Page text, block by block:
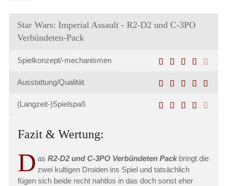
Star Wars: Imperial Assault - R2-D2 und C-3PO
Verbündeten-Pack
Spielkonzept/-mechanismen
Ausstattung/Qualität
(Langzeit-)Spielspaß
Fazit & Wertung:
D as R2-D2 und C-3PO Verbündeten Packbringt die
zwei kultigen Droiden ins Spiel und tatsächlich
fügen sich beide recht nahtlos in das doch sonst eher